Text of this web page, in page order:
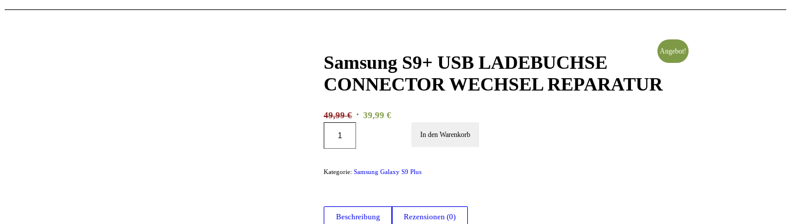
Angebot!
Samsung S9+ USB LADEBUCHSE
CONNECTOR WECHSEL REPARATUR
49,99€ Ursprünglicher
39,99€Aktueller
In den Warenkorb
Kategorie:Samsung Galaxy S9 Plus
Beschreibung Rezensionen (0)